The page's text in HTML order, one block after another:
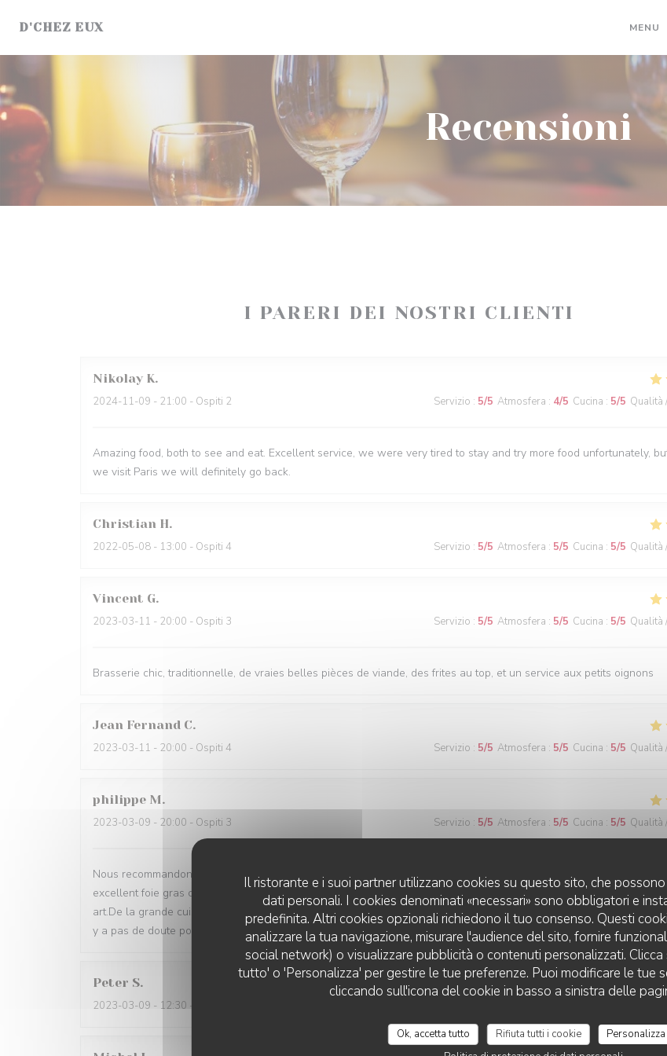
Il ristorante e i suoi partner utilizzano cookies su questo sito, che
dati personali. I cookies denominati «necessari» sono obbligatori e
predefinita. Altri cookies opzionali richiedono il tuo consenso. Questi
analizzare la tua navigazione, misurare l'audience del sito, fornire
social network) o visualizzare pubblicità o contenuti personalizzati.
tutto' o 'Personalizza' per gestire le tue preferenze. Puoi modificare le tue
cliccando sull'icona del cookie in basso a sinistra delle
Ok, accetta tutto Rifiuta tutti i cookie
Personalizza
D'CHEZ EUX MENU
Recensioni
I PARERI DEI NOSTRI CLIENTI
Nikolay K
2024-11-09 - 21:00 - Ospiti 2 Servizio : 5/5 Atmosfera : 4/5 Cucina : 5/5 Qualità
Amazing food, both to see and eat. Excellent service, we were very tired to stay and try more food unfortunately,
we visit Paris we will definitely go back.
Christian H
2022-05-08 - 13:00 - Ospiti 4 Servizio : 5/5 Atmosfera : 5/5 Cucina : 5/5 Qualità
Vincent G
2023-03-11 - 20:00 - Ospiti 3 Servizio : 5/5 Atmosfera : 5/5 Cucina : 5/5 Qualità
Brasserie chic, traditionnelle, de vraies belles pièces de viande, des frites au top, et un service aux petits oignons
Jean Fernand C
2023-03-11 - 20:00 - Ospiti 4 Servizio : 5/5 Atmosfera : 5/5 Cucina : 5/5 Qualità
philippe M
2023-03-09 - 20:00 - Ospiti 3 Servizio : 5/5 Atmosfera : 5/5 Cucina : 5/5 Qualità
Nous recommandons ce restaurant sans réserve aucune. Tout était parfait. De l accueil aux mets qui nous ont été
excellent foie gras cuisson parfaite de la volaille et de magnifiques crêpes Suzette réalisées devant nous selon les
art.De la grande cuisine classique française excellemment réalisée. I e magnifique soirée d anthologie. Nous y
y a pas de doute possible. Merci pour la cuisine et votre prévenance.
Peter S
2023-03-09 - 12:30 - Ospiti 3
D'CHEZ EUX